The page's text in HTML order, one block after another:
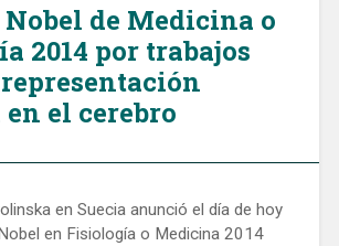
de Medicina o
2014 por trabajos
el cerebro
en Suecia anunció el día de hoy
en Fisiología o Medicina 2014